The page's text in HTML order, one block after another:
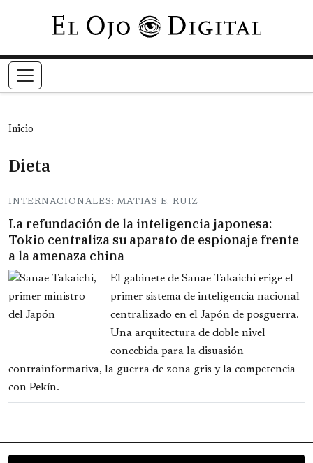
Pasar al contenido principal
Inicio
Dieta
INTERNACIONALES: MATIAS E. RUIZ
La refundación de la inteligencia japonesa:
Tokio centraliza su aparato de espionaje frente
a la amenaza china
El gabinete de Sanae Takaichi erige el
primer sistema de inteligencia nacional
centralizado en el Japón de posguerra.
Una arquitectura de doble nivel
concebida para la disuasión
contrainformativa, la guerra de zona gris y la competencia
con Pekín.